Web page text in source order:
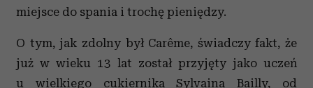
miejsce do spania i trochę pieniędzy.
O tym, jak zdolny był Carême, świadczy fakt, że
już w wieku 13 lat został przyjęty jako uczeń
u wielkiego cukiernika Sylvaina Bailly, od